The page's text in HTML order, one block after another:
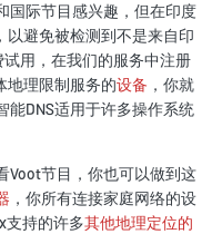
国际节目感兴趣，但在印度
以避免被检测到不是来自印
试用，在我们的服务中注册
地理限制服务的设备 ，你就
能DNS适用于许多操作系统
Voot节目，你也可以做到这
，你所有连接家庭网络的设
支持的许多其他地理定位的